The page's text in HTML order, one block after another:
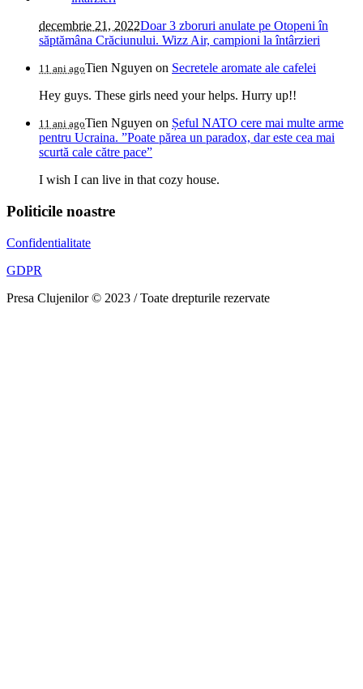
decembrie 21, 2022Doar 3 zboruri anulate pe Otopeni în
săptămâna Crăciunului. Wizz Air, campioni la întârzieri
11 ani agoTien Nguyen on Secretele aromate ale cafelei
Hey guys. These girls need your helps. Hurry up!!
11 ani agoTien Nguyen on Șeful NATO cere mai multe arme
pentru Ucraina. ”Poate părea un paradox, dar este cea mai
scurtă cale către pace”
I wish I can live in that cozy house.
Politicile noastre
Confidentialitate
GDPR
Presa Clujenilor © 2023 / Toate drepturile rezervate